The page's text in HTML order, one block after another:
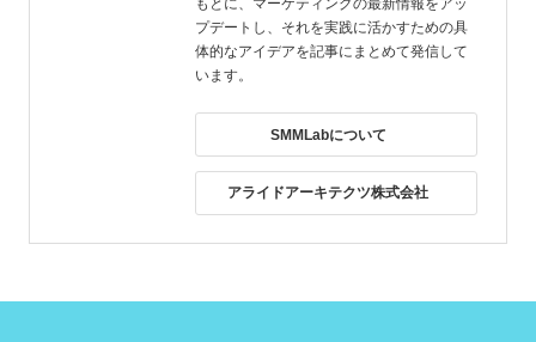
プデートし、それを実践に活かすための具
体的なアイデアを記事にまとめて発信して
います。
SMMLabについて
アライドアーキテクツ株式会社